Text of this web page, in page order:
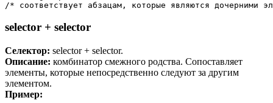
/* соответствует абзацам, которые являются дочерними
selector + selector
Селектор: selector + selector.
Описание: комбинатор смежного родства. Сопоставляет
элементы, которые непосредственно следуют за другим
элементом.
Пример: